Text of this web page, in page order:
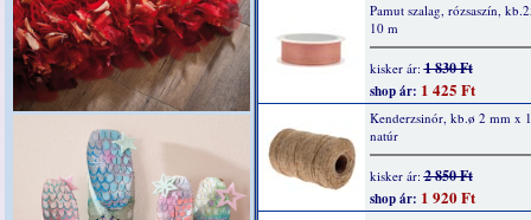
Pamut szalag, rózsaszín,
10 m
kisker ár:1 830 Ft
shop ár: 1 425 Ft
Kenderzsinór, kb.ø 2 mm x
natúr
kisker ár:2 850 Ft
shop ár: 1 920 Ft